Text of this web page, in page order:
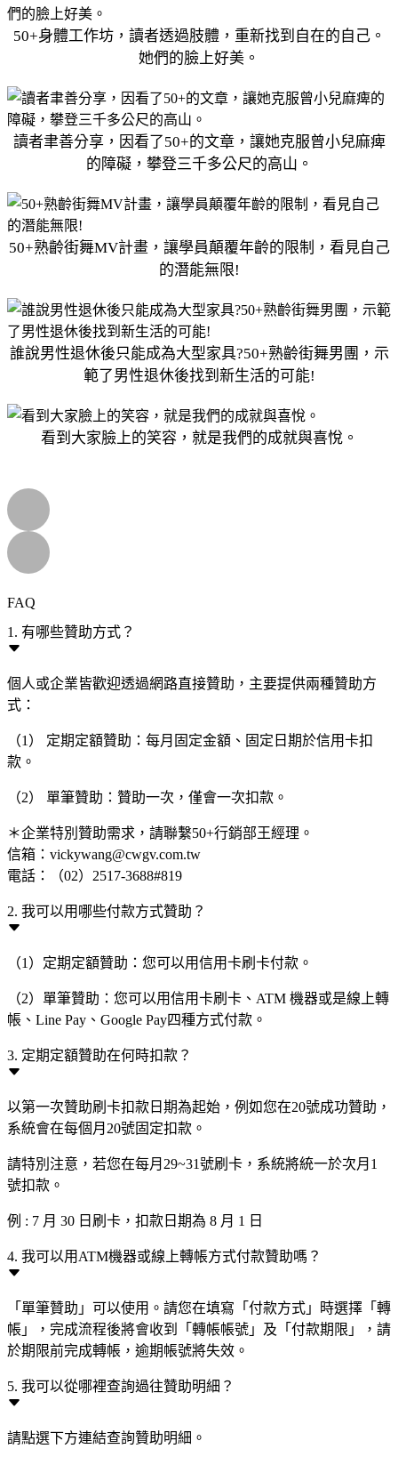
50+身體工作坊，讀者透過肢體，重新找到自在的自己。
她們的臉上好美。
讀者聿善分享，因看了50+的文章，讓她克服曾小兒麻痺
的障礙，攀登三千多公尺的高山。
50+熟齡街舞MV計畫，讓學員顛覆年齡的限制，看見自己
的潛能無限!
誰說男性退休後只能成為大型家具?50+熟齡街舞男團，示
範了男性退休後找到新生活的可能!
看到大家臉上的笑容，就是我們的成就與喜悅。
FAQ
1. 有哪些贊助方式？
個人或企業皆歡迎透過網路直接贊助，主要提供兩種贊助方
式：
（1） 定期定額贊助：每月固定金額、固定日期於信用卡扣
款。
（2） 單筆贊助：贊助一次，僅會一次扣款。
＊企業特別贊助需求，請聯繫50+行銷部王經理。
信箱：vickywang@cwgv.com.tw
電話：（02）2517-3688#819
2. 我可以用哪些付款方式贊助？
（1）定期定額贊助：您可以用信用卡刷卡付款。
（2）單筆贊助：您可以用信用卡刷卡、ATM 機器或是線上轉
帳、Line Pay、Google Pay四種方式付款。
3. 定期定額贊助在何時扣款？
以第一次贊助刷卡扣款日期為起始，例如您在20號成功贊助，
系統會在每個月20號固定扣款。
請特別注意，若您在每月29~31號刷卡，系統將統一於次月1
號扣款。
例 : 7 月 30 日刷卡，扣款日期為 8 月 1 日
4. 我可以用ATM機器或線上轉帳方式付款贊助嗎？
「單筆贊助」可以使用。請您在填寫「付款方式」時選擇「轉
帳」，完成流程後將會收到「轉帳帳號」及「付款期限」，請
於期限前完成轉帳，逾期帳號將失效。
5. 我可以從哪裡查詢過往贊助明細？
請點選下方連結查詢贊助明細。